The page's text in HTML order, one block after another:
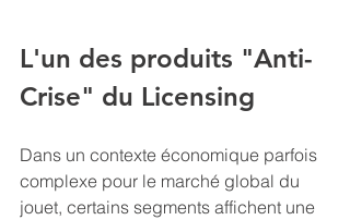
L'un des produits "Anti-
Crise" du Licensing
Dans un contexte économique parfois
complexe pour le marché global du
jouet, certains segments affichent une